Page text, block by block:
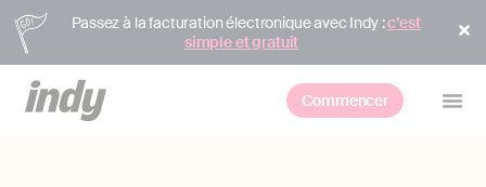
Passez à la facturation électronique avec Indy :c’est
simple et gratuit
Commencer